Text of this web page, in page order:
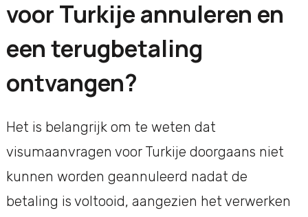
voor Turkije annuleren en
een terugbetaling
ontvangen?
Het is belangrijk om te weten dat
visumaanvragen voor Turkije doorgaans niet
kunnen worden geannuleerd nadat de
betaling is voltooid, aangezien het verwerken